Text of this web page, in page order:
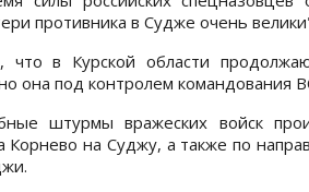
противника в Судже очень
что в Курской области
она под контролем командования
штурмы вражеских войск
Корнево на Суджу, а также по